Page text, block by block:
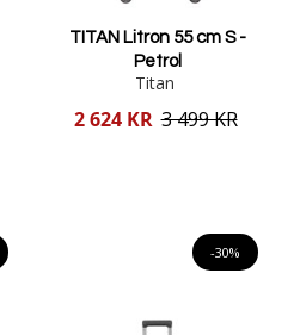
TITAN Litron 55 cm S -
Petrol
Titan
Reducerat
2 624 KR 3 499 KR
-30%